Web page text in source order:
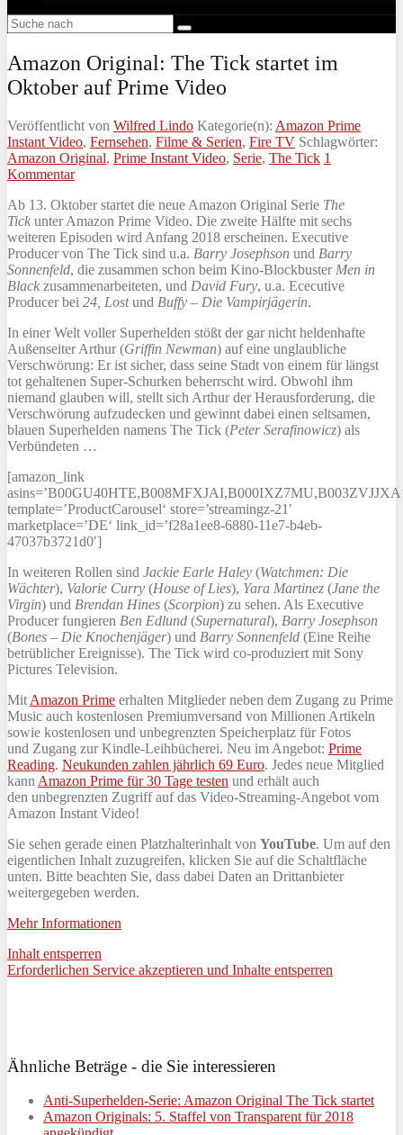
Amazon Original: The Tick startet im
Oktober auf Prime Video
Veröffentlicht von Wilfred Lindo Kategorie(n): Amazon Prime
Instant Video, Fernsehen, Filme & Serien, Fire TV Schlagwörter:
Amazon Original, Prime Instant Video, Serie, The Tick 1
Kommentar
Ab 13. Oktober startet die neue Amazon Original Serie The
Tick unter Amazon Prime Video. Die zweite Hälfte mit sechs
weiteren Episoden wird Anfang 2018 erscheinen. Executive
Producer von The Tick sind u.a. Barry Josephson und Barry
Sonnenfeld, die zusammen schon beim Kino-Blockbuster Men in
Black zusammenarbeiteten, und David Fury, u.a. Ececutive
Producer bei 24, Lostund Buffy – Die Vampirjägerin.
In einer Welt voller Superhelden stößt der gar nicht heldenhafte
Außenseiter Arthur (Griffin Newman) auf eine unglaubliche
Verschwörung: Er ist sicher, dass seine Stadt von einem für längst
tot gehaltenen Super-Schurken beherrscht wird. Obwohl ihm
niemand glauben will, stellt sich Arthur der Herausforderung, die
Verschwörung aufzudecken und gewinnt dabei einen seltsamen,
blauen Superhelden namens The Tick (Peter Serafinowicz) als
Verbündeten …
[amazon_link
template=’ProductCarousel‘ store=’streamingz-21′
marketplace=’DE‘ link_id=’f28a1ee8-6880-11e7-b4eb-
47037b3721d0′]
In weiteren Rollen sind Jackie Earle Haley (Watchmen: Die
Wächter), Valorie Curry (House of Lies), Yara Martinez (Jane the
Virgin) und Brendan Hines (Scorpion) zu sehen. Als Executive
Producer fungieren Ben Edlund (Supernatural), Barry Josephson
(Bones – Die Knochenjäger) und Barry Sonnenfeld (Eine Reihe
betrüblicher Ereignisse). The Tick wird co-produziert mit Sony
Pictures Television.
Mit Amazon Prime erhalten Mitglieder neben dem Zugang zu Prime
Music auch kostenlosen Premiumversand von Millionen Artikeln
sowie kostenlosen und unbegrenzten Speicherplatz für Fotos
und Zugang zur Kindle-Leihbücherei. Neu im Angebot: Prime
Reading. Neukunden zahlen jährlich 69 Euro. Jedes neue Mitglied
kann Amazon Prime für 30 Tage testen und erhält auch
den unbegrenzten Zugriff auf das Video-Streaming-Angebot vom
Amazon Instant Video!
Sie sehen gerade einen Platzhalterinhalt von YouTube. Um auf den
eigentlichen Inhalt zuzugreifen, klicken Sie auf die Schaltfläche
unten. Bitte beachten Sie, dass dabei Daten an Drittanbieter
weitergegeben werden.
Mehr Informationen
Inhalt entsperren
Erforderlichen Service akzeptieren und Inhalte entsperren
Ähnliche Beträge - die Sie interessieren
Anti-Superhelden-Serie: Amazon Original The Tick startet
Amazon Originals: 5. Staffel von Transparent für 2018